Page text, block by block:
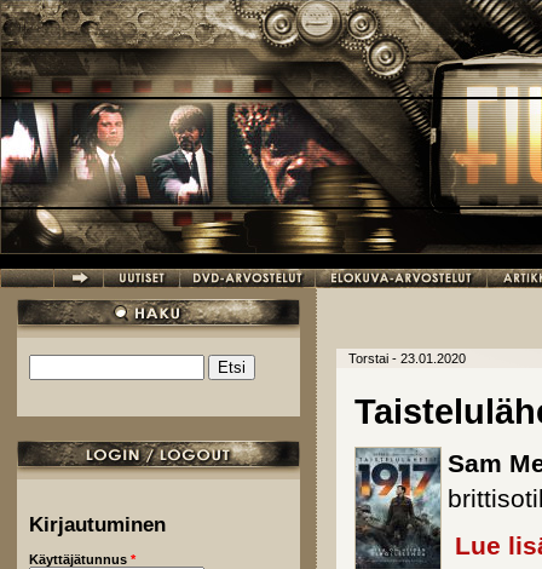
Hyppää pääsisältöön
Hakulomake
Kirjautuminen
Käyttäjätunnus *
Torstai - 23.01.2020
Sam
Lue